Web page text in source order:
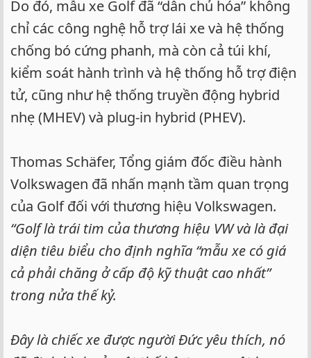
Do đó, mẫu xe Golf đã “dân chủ hóa” không
chỉ các công nghệ hỗ trợ lái xe và hệ thống
chống bó cứng phanh, mà còn cả túi khí,
kiểm soát hành trình và hệ thống hỗ trợ điện
tử, cũng như hệ thống truyền động hybrid
nhẹ (MHEV) và plug-in hybrid (PHEV).
Thomas Schäfer, Tổng giám đốc điều hành
Volkswagen đã nhấn mạnh tầm quan trọng
của Golf đối với thương hiệu Volkswagen.
“Golf là trái tim của thương hiệu VW và là đại
diện tiêu biểu cho định nghĩa “mẫu xe có giá
cả phải chăng ở cấp độ kỹ thuật cao nhất”
trong nửa thế kỷ.
Đây là chiếc xe được người Đức yêu thích, nó